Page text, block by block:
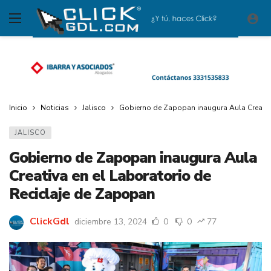
Inicio Noticias Jalisco Gobierno de Zapopan inaugura Aula
JALISCO
Gobierno de Zapopan inaugura Aula
Creativa en el Laboratorio de
Reciclaje de Zapopan
ClickGdl diciembre 13, 2024 0 0 77